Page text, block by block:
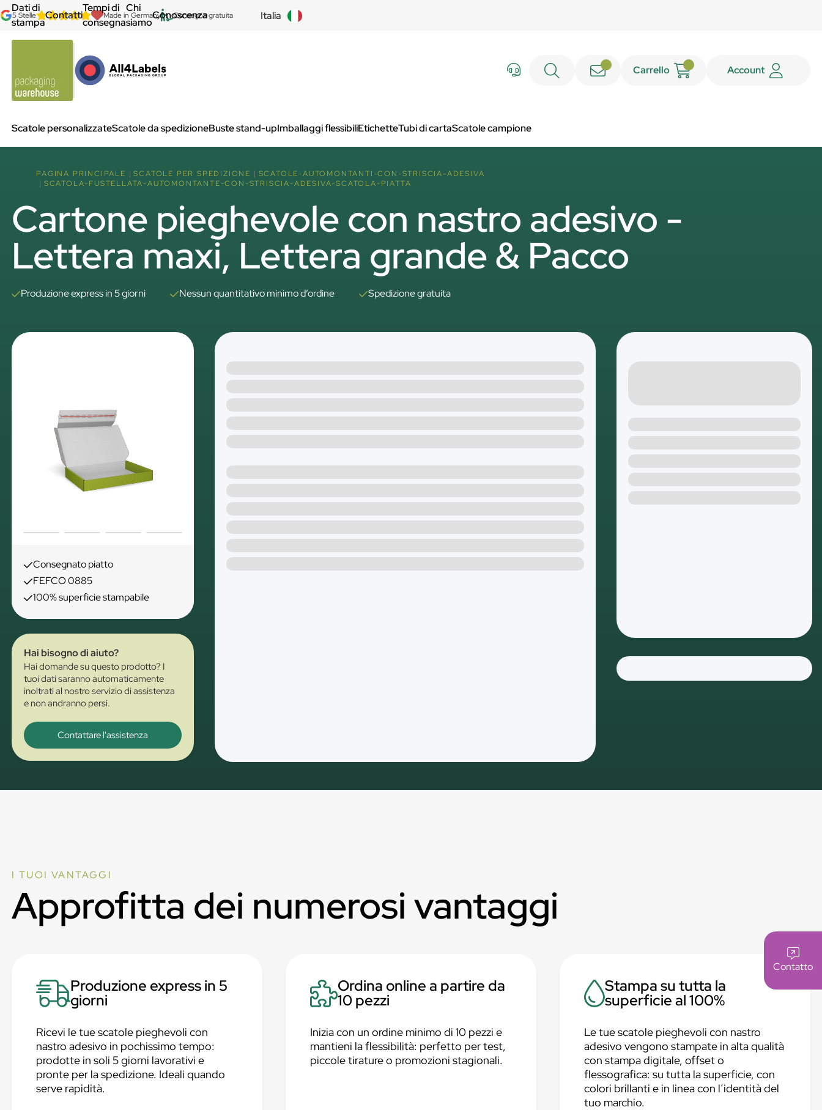
5 Stelle Made in Germany Consegna gratuita Italia
Carrello Account
Scatole personalizzateScatole da spedizioneBuste stand-upImballaggi flessibiliEtichetteTubi di cartaScatole campione
Dati di
stampa
Contatti
Tempi di
consegna
Chi
siamo
Conoscenza
Contatto
PAGINA PRINCIPALE SCATOLE PER SPEDIZIONE
SCATOLE-AUTOMONTANTI-CON-STRISCIA-ADESIVA
SCATOLA-FUSTELLATA-AUTOMONTANTE-CON-STRISCIA-ADESIVA-SCATOLA-PIATTA
Cartone pieghevole con nastro adesivo -
Lettera maxi, Lettera grande & Pacco
Produzione express in 5 giorni Nessun quantitativo minimo d’ordine Spedizione gratuita
Consegnato piatto
FEFCO 0885
100% superficie stampabile
Hai bisogno di aiuto?
Hai domande su questo prodotto? I
tuoi dati saranno automaticamente
inoltrati al nostro servizio di assistenza
e non andranno persi.
Contattare l'assistenza
I TUOI VANTAGGI
Approfitta dei numerosi vantaggi
Produzione express in 5
giorni
Ricevi le tue scatole pieghevoli con
nastro adesivo in pochissimo tempo:
prodotte in soli 5 giorni lavorativi e
pronte per la spedizione. Ideali quando
serve rapidità.
Ordina online a partire da
10 pezzi
Inizia con un ordine minimo di 10 pezzi e
mantieni la flessibilità: perfetto per test,
piccole tirature o promozioni stagionali.
Stampa su tutta la
superficie al 100%
Le tue scatole pieghevoli con nastro
adesivo vengono stampate in alta qualità
con stampa digitale, offset o
flessografica: su tutta la superficie, con
colori brillanti e in linea con l’identità del
tuo marchio.